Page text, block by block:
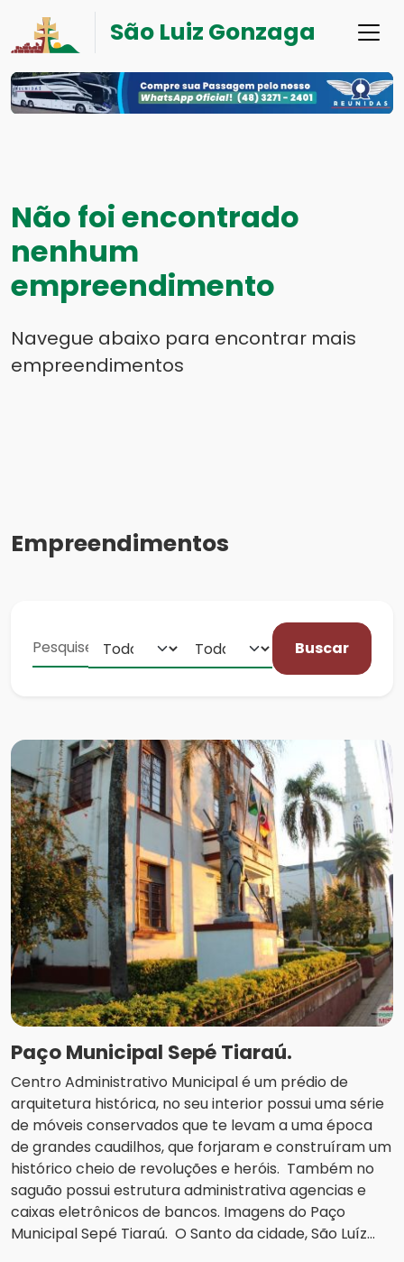
São Luiz Gonzaga
Não foi encontrado
nenhum
empreendimento
Navegue abaixo para encontrar mais
empreendimentos
Empreendimentos
Buscar
Paço Municipal Sepé Tiaraú.
Centro Administrativo Municipal é um prédio de
arquitetura histórica, no seu interior possui uma série
de móveis conservados que te levam a uma época
de grandes caudilhos, que forjaram e construíram um
histórico cheio de revoluções e heróis. Também no
saguão possui estrutura administrativa agencias e
caixas eletrônicos de bancos. Imagens do Paço
Municipal Sepé Tiaraú. O Santo da cidade, São Luíz...